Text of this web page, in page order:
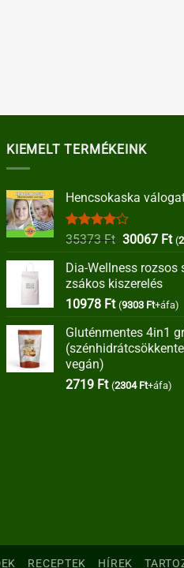
KIEMELT TERMÉKEINK
Hencsokaska
Értékelés:
35373Ft Original
was:
35373 Ft.
30067 Ft
is:
(
Dia-Wellness rozsos
zsákos kiszerelés
10978 Ft (9303 Ft+áfa)
Gluténmentes 4in1
vegán)
2719 Ft (2304 Ft+áfa)
RECEPTEK HÍREK